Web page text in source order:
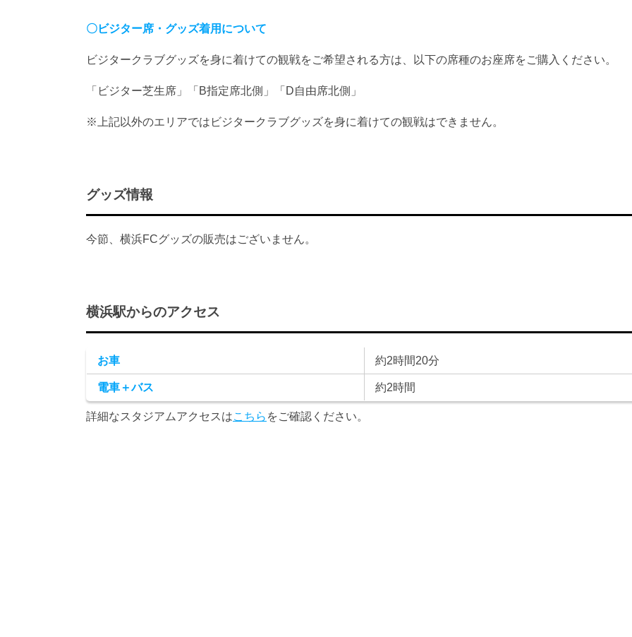
〇ビジター席・グッズ着用について
ビジタークラブグッズを身に着けての観戦をご希望される方は、以下の席種のお座席をご購入ください。
「ビジター芝生席」「B指定席北側」「D自由席北側」
※上記以外のエリアではビジタークラブグッズを身に着けての観戦はできません。
グッズ情報
今節、横浜FCグッズの販売はございません。
横浜駅からのアクセス
お車 約2時間20分
電車＋バス 約2時間
詳細なスタジアムアクセスはこちら をご確認ください。